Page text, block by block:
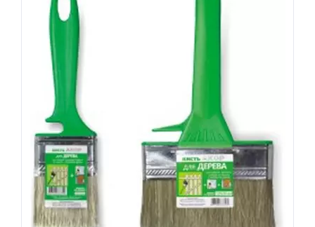
Сегодня
Добавляйте товары
в корзину
Оплачивайте сегодня только
25% картой любого банка